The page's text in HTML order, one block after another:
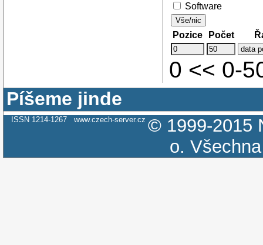
Software
Vše/nic
Pozice Počet
0 << 0-
Píšeme jinde
ISSN 1214-1267 www.czech-server.cz © 1999-2015
o.